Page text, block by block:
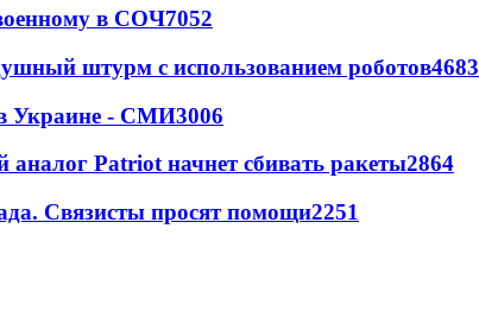
в СОЧ7052
штурм с использованием роботов4683
в Украине - СМИ3006
Patriot начнет сбивать ракеты2864
Связисты просят помощи2251